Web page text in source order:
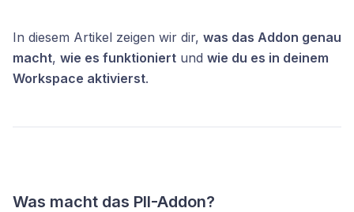
In diesem Artikel zeigen wir dir, was das Addon genau
macht, wie es funktioniert und wie du es in deinem
Workspace aktivierst.
Was macht das PII-Addon?